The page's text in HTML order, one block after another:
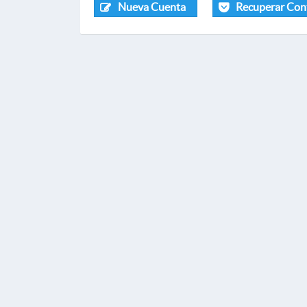
Nueva Cuenta Recuperar